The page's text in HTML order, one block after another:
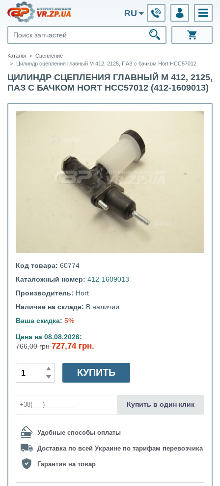
RU
Каталог
Сцепление
Цилиндр сцепления главный М 412, 2125, ПАЗ с бачком Hort HCC57012
ЦИЛИНДР СЦЕПЛЕНИЯ ГЛАВНЫЙ М 412, 2125,
ПАЗ С БАЧКОМ HORT HCC57012 (412-1609013)
Код товара: 60774
Каталожный номер: 412-1609013
Производитель: Hort
Наличие на складе: В наличии
Ваша скидка: 5%
Цена на 08.08.2026:
766,00 грн727,74 грн.
Удобные способы оплаты
Доставка по всей Украине по тарифам перевозчика
Гарантия на товар
КУПИТЬ
Купить в один клик